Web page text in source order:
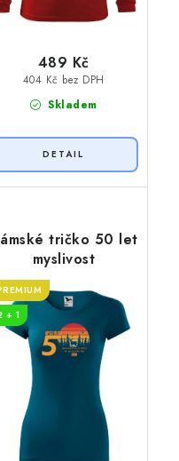
Skladem
404 Kč bez DPH
489 Kč
tričko 50 let
myslivost
+ 1